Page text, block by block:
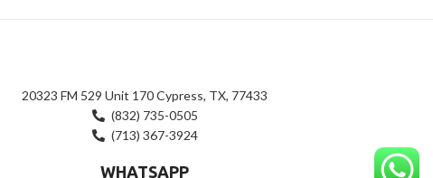
20323 FM 529 Unit 170 Cypress, TX, 77433
(832) 735-0505
(713) 367-3924
WHATSAPP